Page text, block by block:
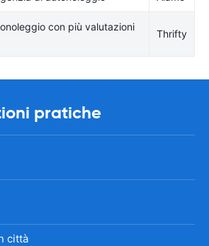
con più valutazioni
Thrifty
pratiche
città